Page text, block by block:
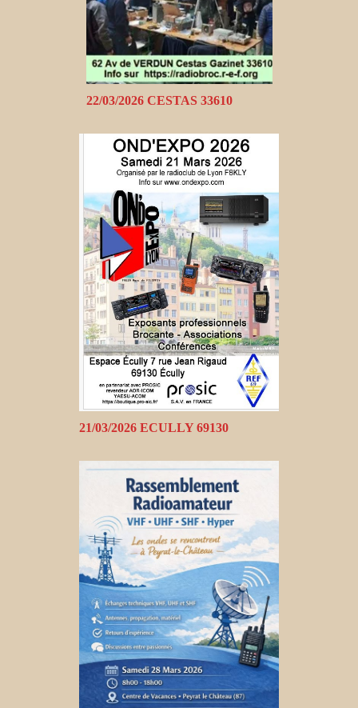
22/03/2026 CESTAS 33610
21/03/2026 ECULLY 69130